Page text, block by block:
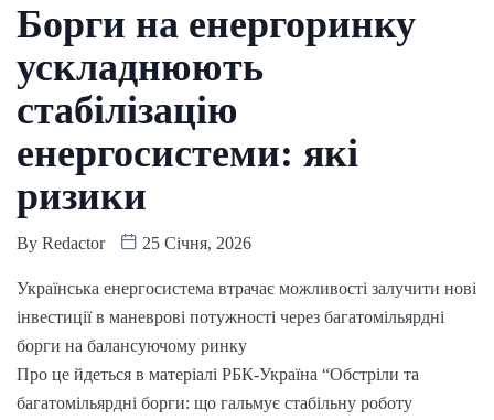
Борги на енергоринку
ускладнюють
стабілізацію
енергосистеми: які
ризики
By Redactor 25 Січня, 2026
Українська енергосистема втрачає можливості залучити нові
інвестиції в маневрові потужності через багатомільярдні
борги на балансуючому ринку
Про це йдеться в матеріалі РБК-Україна “Обстріли та
багатомільярдні борги: що гальмує стабільну роботу